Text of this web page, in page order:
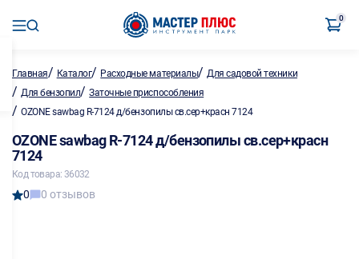
0
Главная/ Каталог/ Расходные материалы/Для садовой техники
/ Для бензопил/Заточные приспособления
/ OZONE sawbag R-7124 д/бензопилы св.сер+красн 7124
OZONE sawbag R-7124 д/бензопилы св.сер+красн
7124
Код товара: 36032
0 0 отзывов